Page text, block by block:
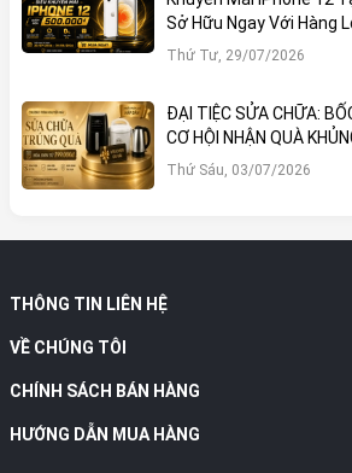
Sở Hữu Ngay Với Hàng
Thứ Tư, 29/07/2026
ĐẠI TIỆC SỬA CHỮA:
CƠ HỘI NHẬN QUÀ
MOBILE
Thứ Sáu, 03/07/2026
THÔNG TIN LIÊN HỆ
VỀ CHÚNG TÔI
CHÍNH SÁCH BÁN HÀNG
HƯỚNG DẪN MUA HÀNG